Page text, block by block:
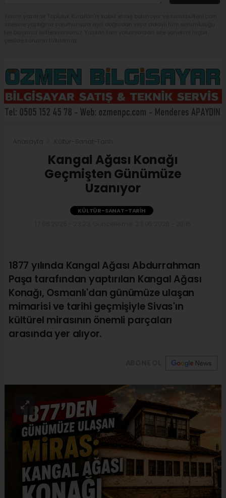
Kangal Ağası Konağı
Geçmişten Günümüze
Uzanıyor
KÜLTÜR-SANAT-TARIH
1877 yılında Kangal Ağası Abdurrahman
Paşa tarafından yaptırılan Kangal Ağası
Konağı, Osmanlı'dan günümüze ulaşan
mimarisi ve tarihi geçmişiyle Sivas'ın
kültürel mirasının önemli parçaları
arasında yer alıyor.